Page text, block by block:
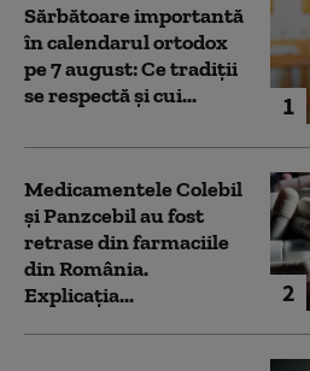
1
Sărbătoare importantă
în calendarul ortodox
pe 7 august: Ce tradiții
se respectă și cui...
2
Medicamentele Colebil
și Panzcebil au fost
retrase din farmaciile
din România.
Explicația...